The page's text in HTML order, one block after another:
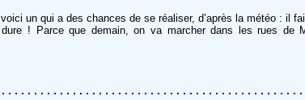
un qui a des chances de se réaliser, d’après la météo : il
! Parce que demain, on va marcher dans les rues de